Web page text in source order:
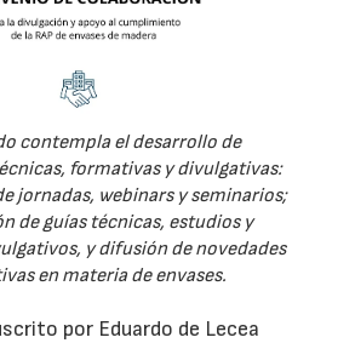
contempla el desarrollo de
formativas y divulgativas:
jornadas, webinars y seminarios;
de guías técnicas, estudios y
y difusión de novedades
en materia de envases.
por Eduardo de Lecea